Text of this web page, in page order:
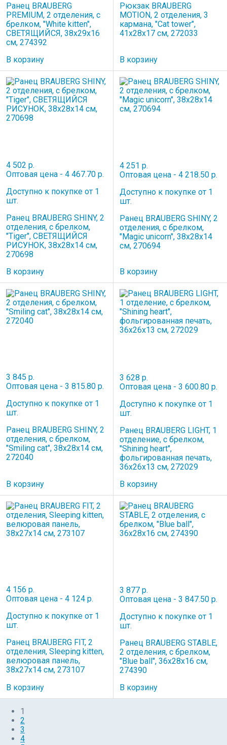
Ранец BRAUBERG
PREMIUM, 2 отделения, с
брелком, "White kitten",
СВЕТЯЩИЙСЯ, 38х29х16
см, 274392
В корзину
Рюкзак BRAUBERG
MOTION, 2 отделения, 3
кармана, "Cat tower",
41х28х17 см, 272033
В корзину
4 502 р.
Оптовая цена - 4 467.70 р.
Доступно к покупке от 1
шт.
Ранец BRAUBERG SHINY, 2
отделения, с брелком,
"Tiger", СВЕТЯЩИЙСЯ
РИСУНОК, 38х28х14 см,
270698
В корзину
4 251 р.
Оптовая цена - 4 218.50 р.
Доступно к покупке от 1
шт.
Ранец BRAUBERG SHINY, 2
отделения, с брелком,
"Magic unicorn", 38х28х14
см, 270694
В корзину
3 845 р.
Оптовая цена - 3 815.80 р.
Доступно к покупке от 1
шт.
Ранец BRAUBERG SHINY, 2
отделения, с брелком,
"Smiling cat", 38х28х14 см,
272040
В корзину
3 628 р.
Оптовая цена - 3 600.80 р.
Доступно к покупке от 1
шт.
Ранец BRAUBERG LIGHT, 1
отделение, с брелком,
"Shining heart",
фольгированная печать,
36х26х13 см, 272029
В корзину
4 156 р.
Оптовая цена - 4 124 р.
Доступно к покупке от 1
шт.
Ранец BRAUBERG FIT, 2
отделения, Sleeping kitten,
велюровая панель,
38х27х14 см, 273107
В корзину
3 877 р.
Оптовая цена - 3 847.50 р.
Доступно к покупке от 1
шт.
Ранец BRAUBERG STABLE,
2 отделения, с брелком,
"Blue ball", 36х28х16 см,
274390
В корзину
1
2
3
4